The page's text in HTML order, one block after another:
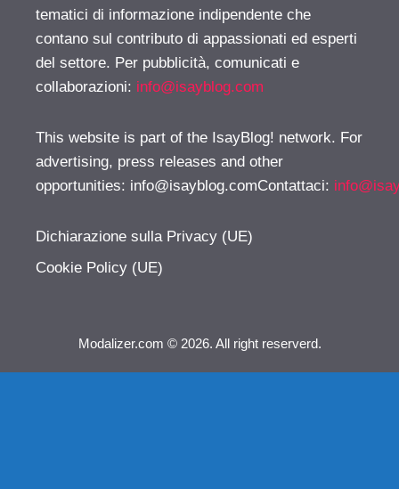
tematici di informazione indipendente che
contano sul contributo di appassionati ed esperti
del settore. Per pubblicità, comunicati e
collaborazioni: info@isayblog.com
This website is part of the IsayBlog! network. For
advertising, press releases and other
opportunities: info@isayblog.comContattaci:
Dichiarazione sulla Privacy (UE)
Cookie Policy (UE)
Modalizer.com © 2026. All right reserverd.